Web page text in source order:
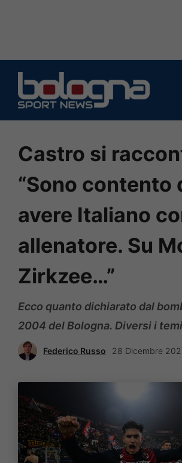
contenuto
Castro si
“Sono contento
avere Italiano
allenatore. Su
Zirkzee…”
Ecco quanto dichiarato dal
2004 del Bologna. Diversi i
Federico Russo 28 Dicembre